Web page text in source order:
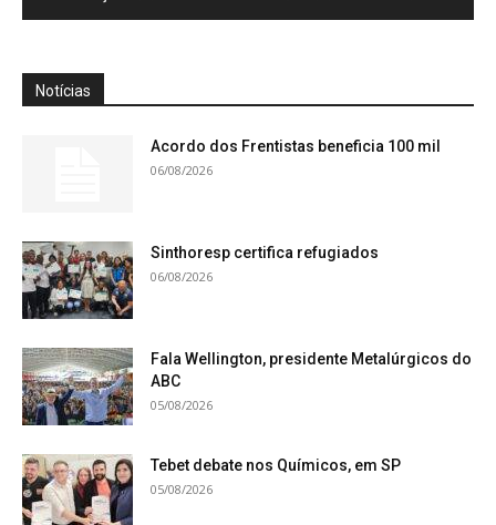
Notícias
Acordo dos Frentistas beneficia 100 mil
06/08/2026
Sinthoresp certifica refugiados
06/08/2026
Fala Wellington, presidente Metalúrgicos do
ABC
05/08/2026
Tebet debate nos Químicos, em SP
05/08/2026